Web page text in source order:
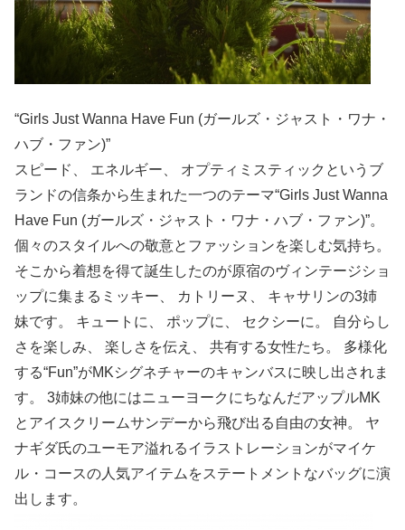
“Girls Just Wanna Have Fun (ガールズ・ジャスト・ワナ・
ハブ・ファン)”
スピード、 エネルギー、 オプティミスティックというブ
ランドの信条から生まれた一つのテーマ“Girls Just Wanna
Have Fun (ガールズ・ジャスト・ワナ・ハブ・ファン)”。
個々のスタイルへの敬意とファッションを楽しむ気持ち。
そこから着想を得て誕生したのが原宿のヴィンテージショ
ップに集まるミッキー、 カトリーヌ、 キャサリンの3姉
妹です。 キュートに、 ポップに、 セクシーに。 自分らし
さを楽しみ、 楽しさを伝え、 共有する女性たち。 多様化
する“Fun”がMKシグネチャーのキャンバスに映し出されま
す。 3姉妹の他にはニューヨークにちなんだアップルMK
とアイスクリームサンデーから飛び出る自由の女神。 ヤ
ナギダ氏のユーモア溢れるイラストレーションがマイケ
ル・コースの人気アイテムをステートメントなバッグに演
出します。